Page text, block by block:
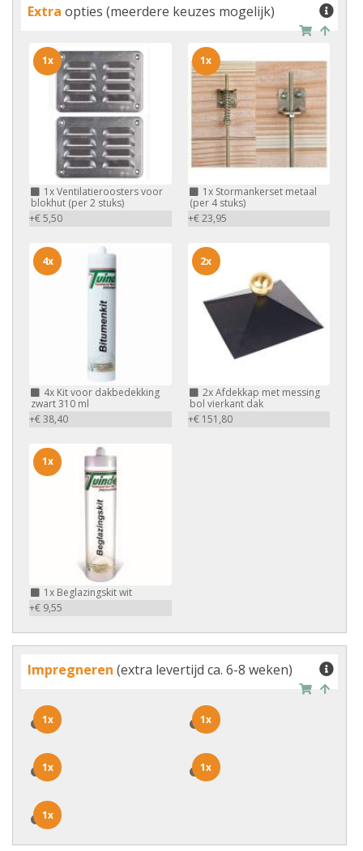
Extra opties (meerdere keuzes mogelijk)
1xVentilatieroosters voor
blokhut (per 2 stuks)
+€ 5,50
1x
1xStormankerset metaal
(per 4 stuks)
+€ 23,95
1x
4x Kit voor dakbedekking
zwart 310 ml
+€ 38,40
4x
2xAfdekkap met messing
bol vierkant dak
+€ 151,80
2x
1x Beglazingskit wit
+€ 9,55
1x
Impregneren (extra levertijd ca. 6-8 weken)
1x
1x 1x
1x
1x
1x 1x
1x
1x
1x